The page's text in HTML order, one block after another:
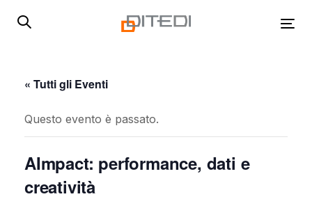
links
content
« Tutti gli Eventi
Questo evento è passato.
AImpact: performance, dati e
creatività